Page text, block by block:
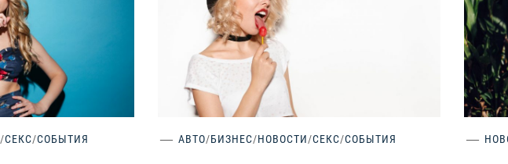
/СЕКС/СОБЫТИЯ АВТО/БИЗНЕС/НОВОСТИ/СЕКС/СОБЫТИЯ